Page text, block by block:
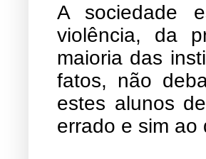
A sociedade
violência, da
maioria das
fatos, não
estes alunos
errado e sim ao